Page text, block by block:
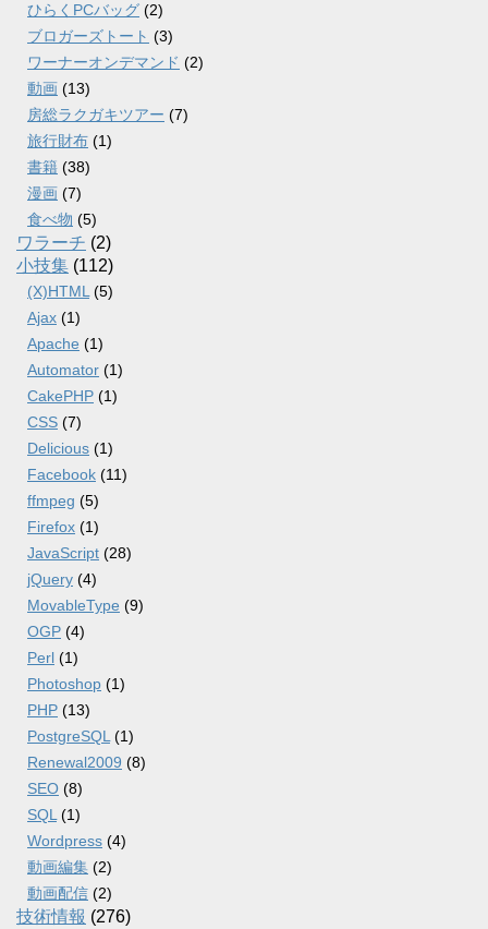
ひらくPCバッグ (2)
ブロガーズトート (3)
ワーナーオンデマンド (2)
動画 (13)
房総ラクガキツアー (7)
旅行財布 (1)
書籍 (38)
漫画 (7)
食べ物 (5)
ワラーチ (2)
小技集 (112)
(X)HTML (5)
Ajax (1)
Apache (1)
Automator (1)
CakePHP (1)
CSS (7)
Delicious (1)
Facebook (11)
ffmpeg (5)
Firefox (1)
JavaScript (28)
jQuery (4)
MovableType (9)
OGP (4)
Perl (1)
Photoshop (1)
PHP (13)
PostgreSQL (1)
Renewal2009 (8)
SEO (8)
SQL (1)
Wordpress (4)
動画編集 (2)
動画配信 (2)
技術情報 (276)